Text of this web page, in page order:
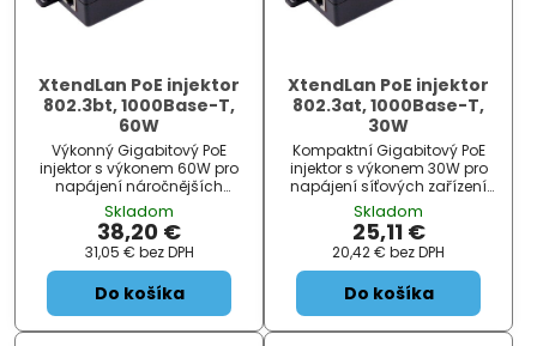
XtendLan PoE injektor
802.3bt, 1000Base-T,
60W
Výkonný Gigabitový PoE
injektor s výkonem 60W pro
napájení náročnějších
síťových zařízení standardu
IEEE 802.3af/at. Duální
napájecí režim Mode A/B,
dosah až 100m, LED indikace,
rozměry 143×57×40mm.
Skladom
38,20 €
31,05 € bez DPH
Do košíka
XtendLan PoE injektor
802.3at, 1000Base-T,
30W
Kompaktní Gigabitový PoE
injektor s výkonem 30W pro
napájení síťových zařízení
standardu IEEE 802.3af/at.
Dosah až 100m, LED indikace,
ochranné prvky proti přepětí
a zkratu, rozměry
143×57×40mm.
Skladom
25,11 €
20,42 € bez DPH
Do košíka